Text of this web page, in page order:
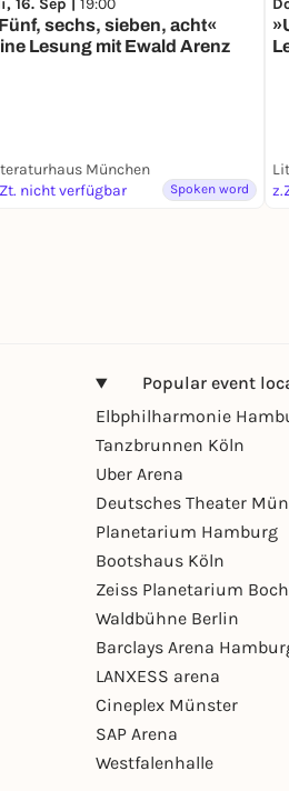
16. Sep | 19:00
sechs, sieben, acht«
Lesung mit Ewald Arenz
München
nicht verfügbar
Spoken word
Popular event
Elbphilharmonie
Tanzbrunnen Köln
Uber Arena
Deutsches Theater
Planetarium Hamburg
Bootshaus Köln
Zeiss Planetarium
Waldbühne Berlin
Barclays Arena
LANXESS arena
Cineplex Münster
SAP Arena
Westfalenhalle